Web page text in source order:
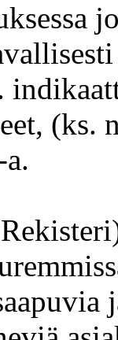
(ks.